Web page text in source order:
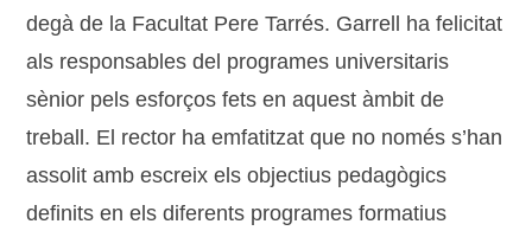
degà de la Facultat Pere Tarrés. Garrell ha felicitat
als responsables del programes universitaris
sènior pels esforços fets en aquest àmbit de
treball. El rector ha emfatitzat que no només s’han
assolit amb escreix els objectius pedagògics
definits en els diferents programes formatius